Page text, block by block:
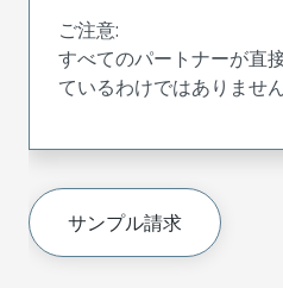
ご注意:
すべてのパートナーが直
ているわけではありません
サンプル請求